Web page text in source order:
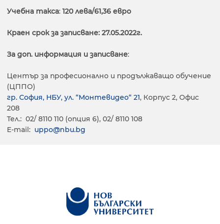
Учебна такса: 120 лева/61,36 евро
Краен срок за записване: 27.05.2022г.
За доп. информация и записване:
Център за професионално и продължаващо обучение
(ЦППО)
гр. София, НБУ, ул. “Монтевидео“ 21, Корпус 2, Офис
208
Тел.: 02/ 8110 110 (опция 6), 02/ 8110 108
E-mail: uppo@nbu.bg